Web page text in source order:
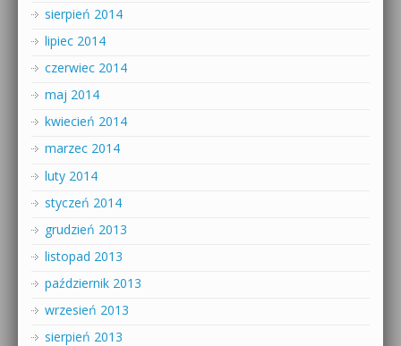
sierpień 2014
lipiec 2014
czerwiec 2014
maj 2014
kwiecień 2014
marzec 2014
luty 2014
styczeń 2014
grudzień 2013
listopad 2013
październik 2013
wrzesień 2013
sierpień 2013